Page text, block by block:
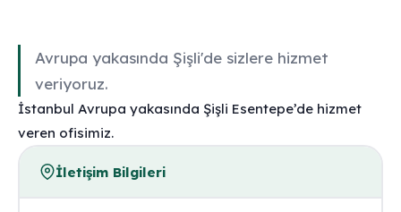
Avrupa yakasında Şişli'de sizlere hizmet
veriyoruz.
İstanbul Avrupa yakasında Şişli Esentepe’de hizmet
veren ofisimiz.
İletişim Bilgileri